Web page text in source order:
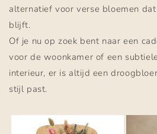
alternatief voor verse bloemen
blijft.
Of je nu op zoek bent naar een
voor de woonkamer of een
interieur, er is altijd een
stijl past.